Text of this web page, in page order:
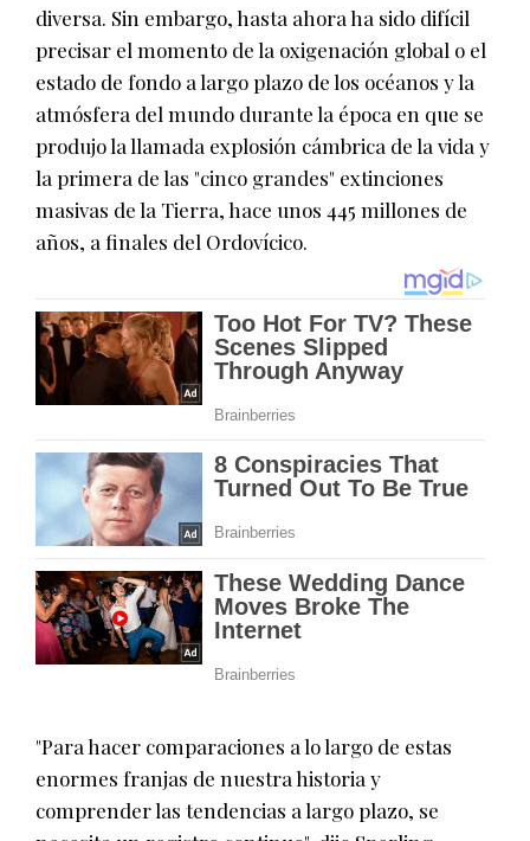
diversa. Sin embargo, hasta ahora ha sido difícil
precisar el momento de la oxigenación global o el
estado de fondo a largo plazo de los océanos y la
atmósfera del mundo durante la época en que se
produjo la llamada explosión cámbrica de la vida y
la primera de las "cinco grandes" extinciones
masivas de la Tierra, hace unos 445 millones de
años, a finales del Ordovícico.
"Para hacer comparaciones a lo largo de estas
enormes franjas de nuestra historia y
comprender las tendencias a largo plazo, se